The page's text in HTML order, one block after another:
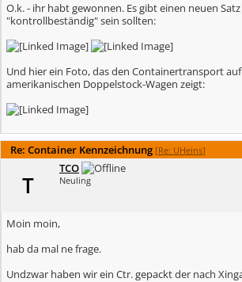
O.k. - ihr habt gewonnen. Es gibt einen neuen
"kontrollbeständig" sein sollten:
Und hier ein Foto, das den Containertransport
amerikanischen Doppelstock-Wagen zeigt:
Re: Container Kennzeichnung [Re: UHeins]
T
TCO
Neuling
Moin moin,
hab da mal ne frage.
Undzwar haben wir ein Ctr. gepackt der nach